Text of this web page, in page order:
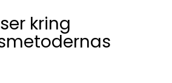
kring